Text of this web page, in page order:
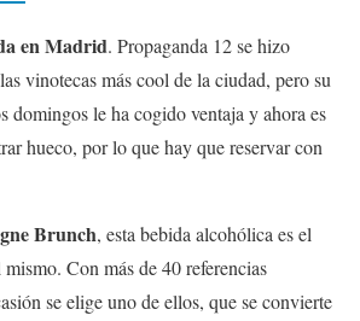
en Madrid. Propaganda 12 se hizo
vinotecas más cool de la ciudad, pero su
domingos le ha cogido ventaja y ahora es
hueco, por lo que hay que reservar con
Brunch, esta bebida alcohólica es el
Con más de 40 referencias
se elige uno de ellos, que se convierte